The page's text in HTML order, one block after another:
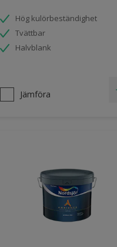
Hög kulörbeständighet
Tvättbar
Halvblank
Jämföra